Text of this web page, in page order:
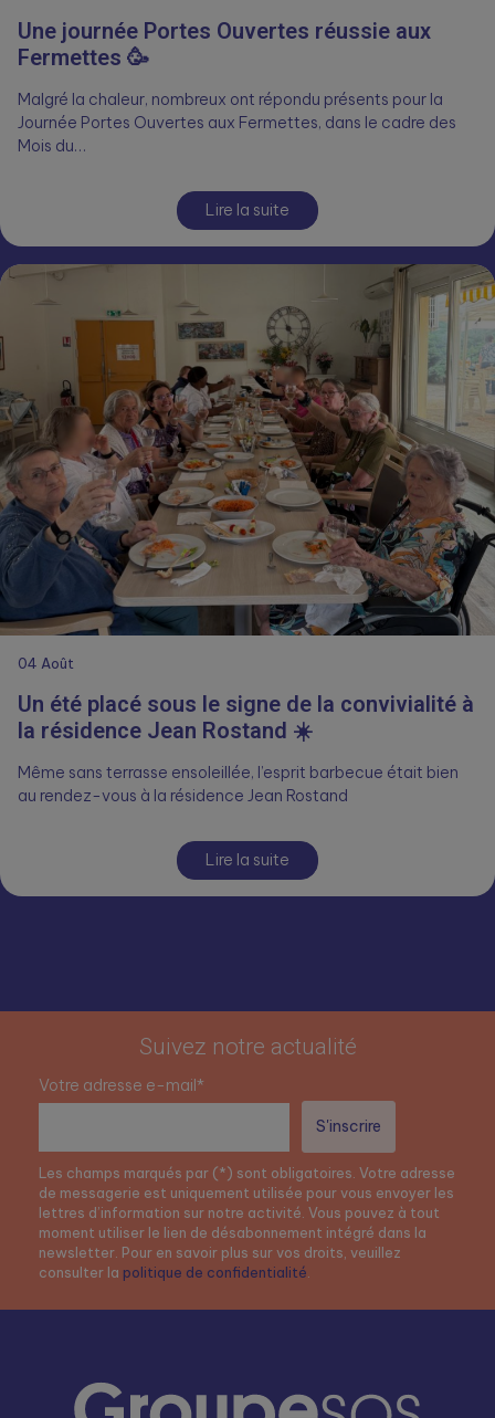
Une journée Portes Ouvertes réussie aux
Fermettes 🥳
Malgré la chaleur, nombreux ont répondu présents pour la
Journée Portes Ouvertes aux Fermettes, dans le cadre des
Mois du…
Lire la suite
04 Août
Un été placé sous le signe de la convivialité à
la résidence Jean Rostand ☀️
Même sans terrasse ensoleillée, l’esprit barbecue était bien
au rendez-vous à la résidence Jean Rostand
Lire la suite
Suivez notre actualité
Votre adresse e-mail*
Les champs marqués par (*) sont obligatoires. Votre adresse
de messagerie est uniquement utilisée pour vous envoyer les
lettres d’information sur notre activité. Vous pouvez à tout
moment utiliser le lien de désabonnement intégré dans la
newsletter. Pour en savoir plus sur vos droits, veuillez
consulter la politique de confidentialité